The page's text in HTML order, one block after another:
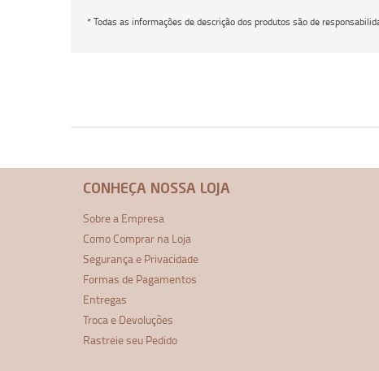
* Todas as informações de descrição dos produtos são de
CONHEÇA NOSSA LOJA
Sobre a Empresa
Como Comprar na Loja
Segurança e Privacidade
Formas de Pagamentos
Entregas
Troca e Devoluções
Rastreie seu Pedido